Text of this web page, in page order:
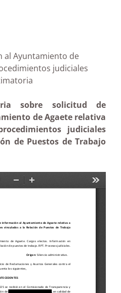
al Ayuntamiento de
judiciales
|Estimatoria
sobre solicitud de
de Agaete relativa
judiciales
de Puestos de Trabajo